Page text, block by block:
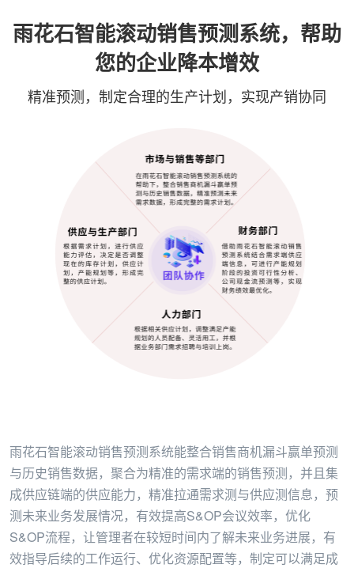
雨花石智能滚动销售预测系统，帮助
您的企业降本增效
精准预测，制定合理的生产计划，实现产销协同
雨花石智能滚动销售预测系统能整合销售商机漏斗赢单预测
与历史销售数据，聚合为精准的需求端的销售预测，并且集
成供应链端的供应能力，精准拉通需求测与供应测信息，预
测未来业务发展情况，有效提高S&OP会议效率，优化
S&OP流程，让管理者在较短时间内了解未来业务进展，有
效指导后续的工作运行、优化资源配置等，制定可以满足成